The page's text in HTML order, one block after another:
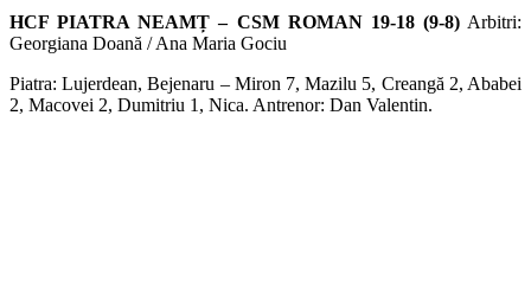
HCF PIATRA NEAMȚ – CSM ROMAN 19-18 (9-8)Arbitri:
Georgiana Doană / Ana Maria Gociu
Piatra: Lujerdean, Bejenaru – Miron 7, Mazilu 5, Creangă 2, Ababei
2, Macovei 2, Dumitriu 1, Nica. Antrenor: Dan Valentin.